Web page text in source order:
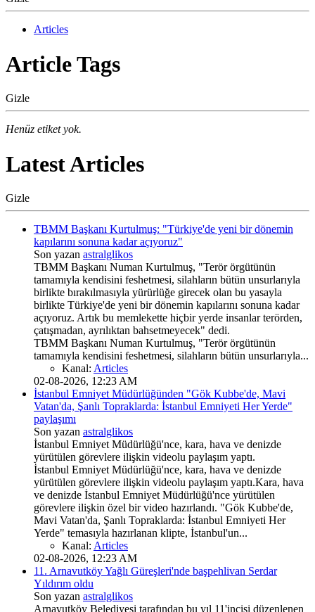
Articles
Article Tags
Gizle
Henüz etiket yok.
Latest Articles
Gizle
TBMM Başkanı Kurtulmuş: "Türkiye'de yeni bir dönemin
kapılarını sonuna kadar açıyoruz"
Son yazan astralglikos
TBMM Başkanı Numan Kurtulmuş, "Terör örgütünün
tamamıyla kendisini feshetmesi, silahların bütün unsurlarıyla
birlikte bırakılmasıyla yürürlüğe girecek olan bu yasayla
birlikte Türkiye'de yeni bir dönemin kapılarını sonuna kadar
açıyoruz. Artık bu memlekette hiçbir yerde insanlar terörden,
çatışmadan, ayrılıktan bahsetmeyecek" dedi.
TBMM Başkanı Numan Kurtulmuş, "Terör örgütünün
tamamıyla kendisini feshetmesi, silahların bütün unsurlarıyla...
Kanal: Articles
02-08-2026, 12:23 AM
İstanbul Emniyet Müdürlüğünden "Gök Kubbe'de, Mavi
Vatan'da, Şanlı Topraklarda: İstanbul Emniyeti Her Yerde"
paylaşımı
Son yazan astralglikos
İstanbul Emniyet Müdürlüğü'nce, kara, hava ve denizde
yürütülen görevlere ilişkin videolu paylaşım yaptı.
İstanbul Emniyet Müdürlüğü'nce, kara, hava ve denizde
yürütülen görevlere ilişkin videolu paylaşım yaptı.Kara, hava
ve denizde İstanbul Emniyet Müdürlüğü'nce yürütülen
görevlere ilişkin özel bir video hazırlandı. "Gök Kubbe'de,
Mavi Vatan'da, Şanlı Topraklarda: İstanbul Emniyeti Her
Yerde" temasıyla hazırlanan klipte, İstanbul'un...
Kanal: Articles
02-08-2026, 12:23 AM
11. Arnavutköy Yağlı Güreşleri'nde başpehlivan Serdar
Yıldırım oldu
Son yazan astralglikos
Arnavutköy Belediyesi tarafından bu yıl 11'incisi düzenlenen